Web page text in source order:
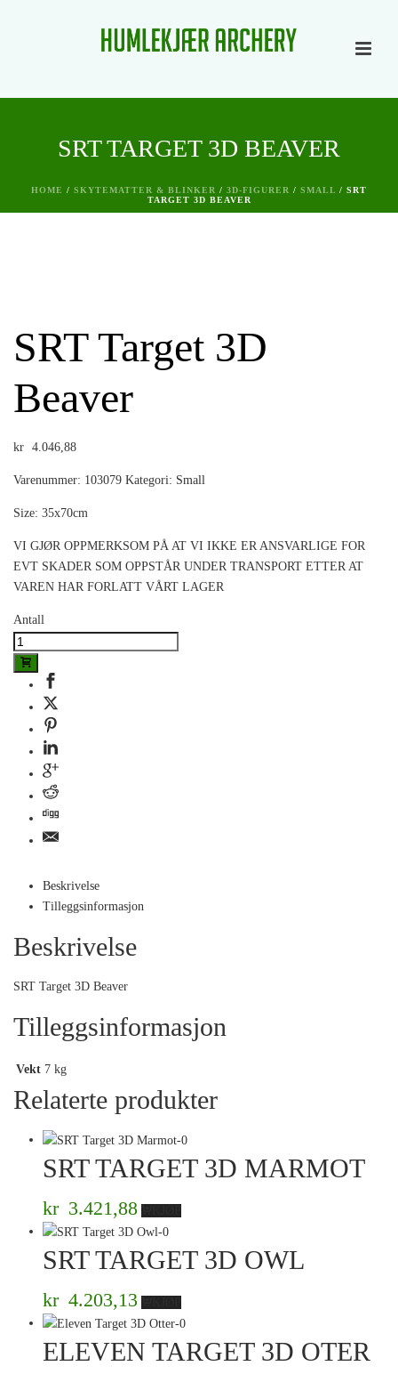
SRT TARGET 3D BEAVER
HOME / SKYTEMATTER & BLINKER / 3D-FIGURER / SMALL / SRT
TARGET 3D BEAVER
SRT Target 3D
Beaver
kr 4.046,88
Varenummer: 103079 Kategori: Small
Size: 35x70cm
VI GJØR OPPMERKSOM PÅ AT VI IKKE ER ANSVARLIGE FOR
EVT SKADER SOM OPPSTÅR UNDER TRANSPORT ETTER AT
VAREN HAR FORLATT VÅRT LAGER
Antall
Beskrivelse
Tilleggsinformasjon
Beskrivelse
SRT Target 3D Beaver
Tilleggsinformasjon
Vekt 7 kg
Relaterte produkter
SRT TARGET 3D MARMOT
kr 3.421,88
SRT TARGET 3D OWL
kr 4.203,13
ELEVEN TARGET 3D OTER